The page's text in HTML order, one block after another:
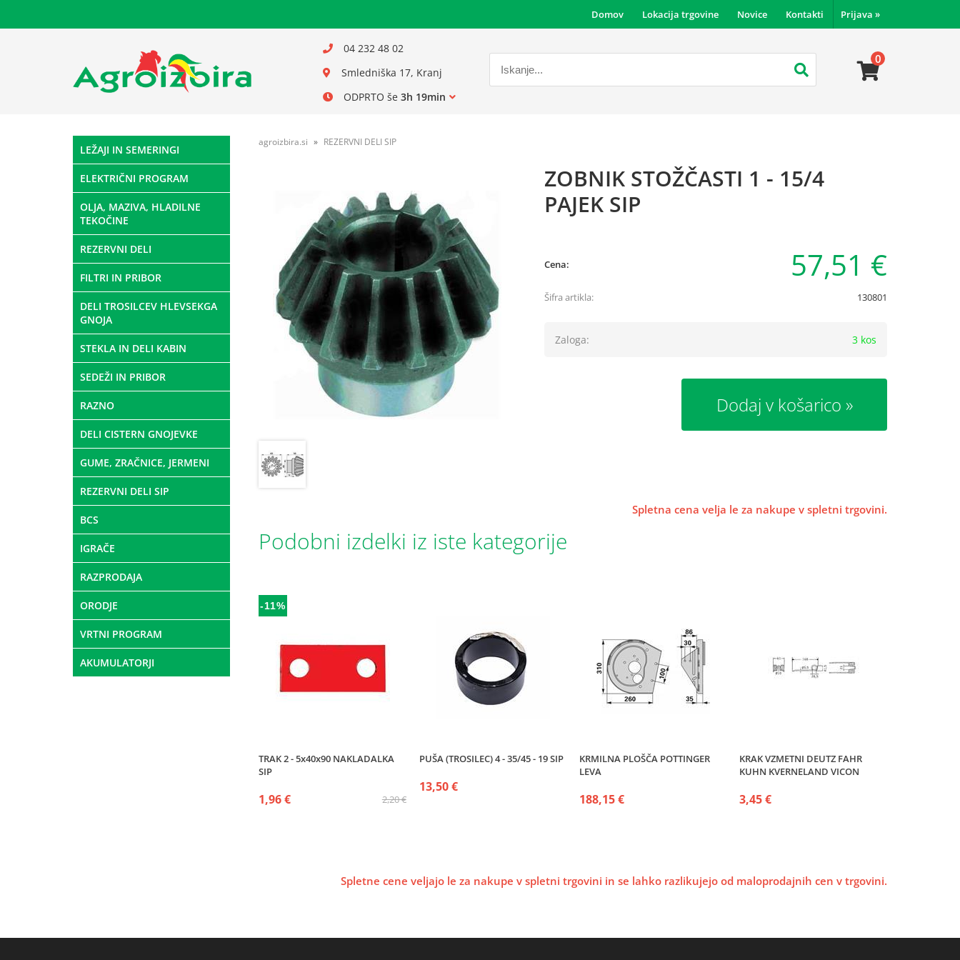
Prijava »
Domov Lokacija trgovine Novice Kontakti
04 232 48 02
Smledniška 17, Kranj
ODPRTO še 3h 19min
0
LEŽAJI IN SEMERINGI
ELEKTRIČNI PROGRAM
OLJA, MAZIVA, HLADILNE
TEKOČINE
REZERVNI DELI
FILTRI IN PRIBOR
DELI TROSILCEV HLEVSEKGA
GNOJA
STEKLA IN DELI KABIN
SEDEŽI IN PRIBOR
RAZNO
DELI CISTERN GNOJEVKE
GUME, ZRAČNICE, JERMENI
REZERVNI DELI SIP
BCS
IGRAČE
RAZPRODAJA
ORODJE
VRTNI PROGRAM
AKUMULATORJI
agroizbira.si REZERVNI DELI SIP
ZOBNIK STOŽČASTI 1 - 15/4
PAJEK SIP
Cena: 57,51 €
Šifra artikla: 130801
Zaloga: 3 kos
Dodaj v košarico
Spletna cena velja le za nakupe v spletni trgovini.
Podobni izdelki iz iste kategorije
-11%
TRAK 2 - 5x40x90 NAKLADALKA
SIP
2,20 €
1,96 €
PUŠA (TROSILEC) 4 - 35/45 - 19 SIP
13,50 €
KRMILNA PLOŠČA POTTINGER
LEVA
188,15 €
KRAK VZMETNI DEUTZ FAHR
KUHN KVERNELAND VICON
3,45 €
Spletne cene veljajo le za nakupe v spletni trgovini in se lahko razlikujejo od maloprodajnih cen v trgovini.